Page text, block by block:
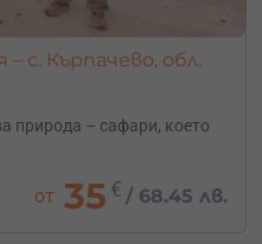
с. Кърпачево, обл.
природа – сафари, което
от 35 € /68.45 лв.